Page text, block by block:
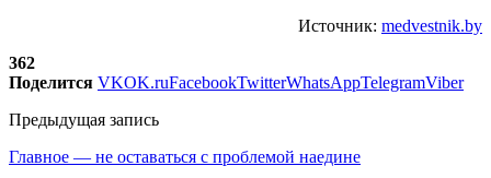
Источник: medvestnik.by
362
Поделится VKOK.ruFacebookTwitterWhatsAppTelegramViber
Предыдущая запись
Главное — не оставаться с проблемой наедине